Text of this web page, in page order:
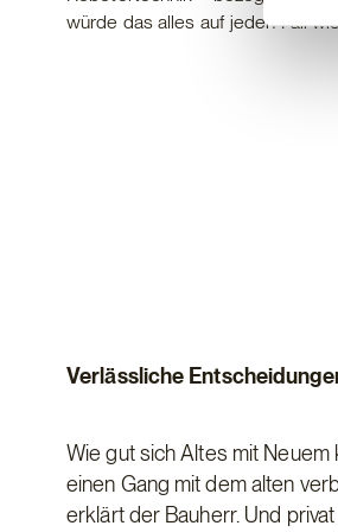
würde das alles auf jeden Fall
Verlässliche
Wie gut sich Altes mit Neuem
einen Gang mit dem alten
erklärt der Bauherr. Und